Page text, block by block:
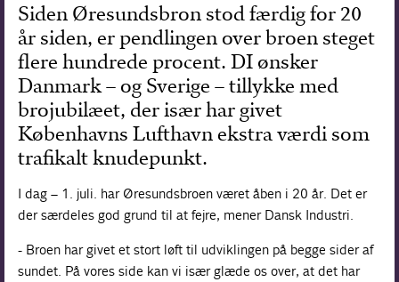
Siden Øresundsbron stod færdig for 20
år siden, er pendlingen over broen steget
flere hundrede procent. DI ønsker
Danmark – og Sverige – tillykke med
brojubilæet, der især har givet
Københavns Lufthavn ekstra værdi som
trafikalt knudepunkt.
I dag – 1. juli. har Øresundsbroen været åben i 20 år. Det er
der særdeles god grund til at fejre, mener Dansk Industri.
- Broen har givet et stort løft til udviklingen på begge sider af
sundet. På vores side kan vi især glæde os over, at det har